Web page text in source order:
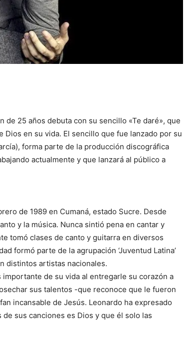
de 25 años debuta con su sencillo «Te daré», que
en su vida. El sencillo que fue lanzado por su
forma parte de la producción discográfica
actualmente y que lanzará al público a
de 1989 en Cumaná, estado Sucre. Desde
y la música. Nunca sintió pena en cantar y
tomó clases de canto y guitarra en diversos
formó parte de la agrupación ‘Juventud Latina’
distintos artistas nacionales.
de su vida al entregarle su corazón a
sus talentos -que reconoce que le fueron
incansable de Jesús. Leonardo ha expresado
sus canciones es Dios y que él solo las